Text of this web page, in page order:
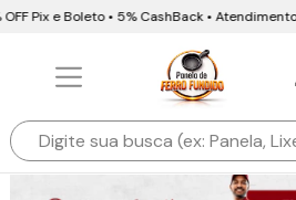
e Boleto • 5% CashBack • Atendimento